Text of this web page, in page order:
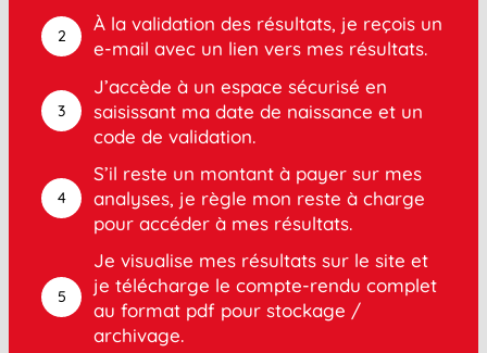
2
À la validation des résultats, je reçois un
e-mail avec un lien vers mes résultats.
3
J’accède à un espace sécurisé en
saisissant ma date de naissance et un
code de validation.
4
S’il reste un montant à payer sur mes
analyses, je règle mon reste à charge
pour accéder à mes résultats.
5
Je visualise mes résultats sur le site et
je télécharge le compte-rendu complet
au format pdf pour stockage /
archivage.